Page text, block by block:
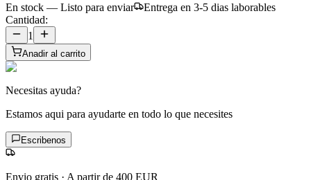
En stock — Listo para enviar
Entrega en 3-5 dias laborables
Cantidad:
1
Anadir al carrito
Necesitas ayuda?
Estamos aqui para ayudarte en todo lo que necesites
Escribenos
Envio gratis · A partir de 400 EUR